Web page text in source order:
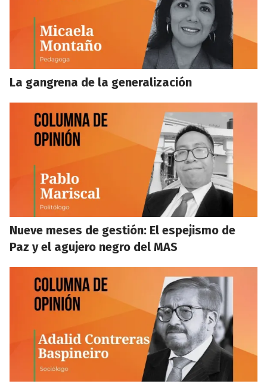
La gangrena de la generalización
Nueve meses de gestión: El espejismo de
Paz y el agujero negro del MAS